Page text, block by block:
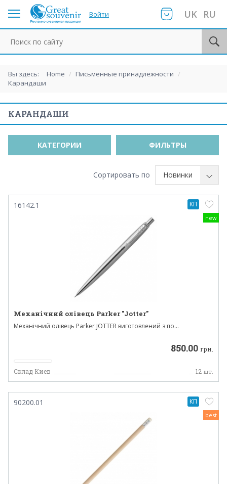
Войти UK RU
Вы здесь: Home / Письменные принадлежности /
Карандаши
КАРАНДАШИ
КАТЕГОРИИ ФИЛЬТРЫ
Сортировать по Новинки
new
16142.1
Механічний олівець Parker "Jotter"
Механічний олівець Parker JOTTER виготовлений з по...
850.00 грн.
Склад Киев 12 шт.
КП
best
90200.01 КП